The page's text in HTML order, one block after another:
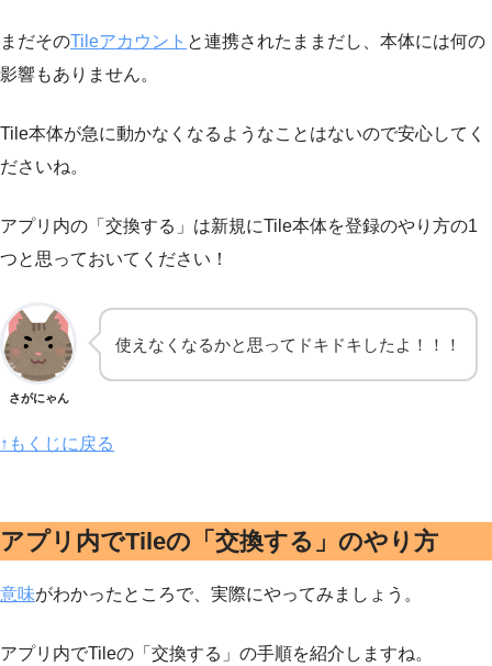
まだそのTileアカウント と連携されたままだし、本体には何の
影響もありません。
Tile本体が急に動かなくなるようなことはないので安心してく
ださいね。
アプリ内の「交換する」は新規にTile本体を登録のやり方の1
つと思っておいてください！
さがにゃん
使えなくなるかと思ってドキドキしたよ！！！
↑もくじに戻る
アプリ内でTileの「交換する」のやり方
意味がわかったところで、実際にやってみましょう。
アプリ内でTileの「交換する」の手順を紹介しますね。